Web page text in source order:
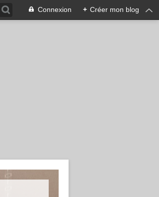
Connexion + Créer mon blog